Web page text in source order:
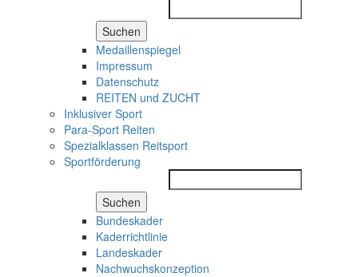
Suchen
Medaillenspiegel
Impressum
Datenschutz
REITEN und ZUCHT
Inklusiver Sport
Para-Sport Reiten
Spezialklassen Reitsport
Sportförderung
Suchen
Bundeskader
Kaderrichtlinie
Landeskader
Nachwuchskonzeption